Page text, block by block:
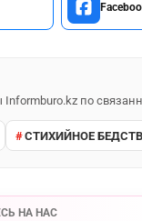
Informburo.kz по
СТИХИЙНОЕ
НА НАС